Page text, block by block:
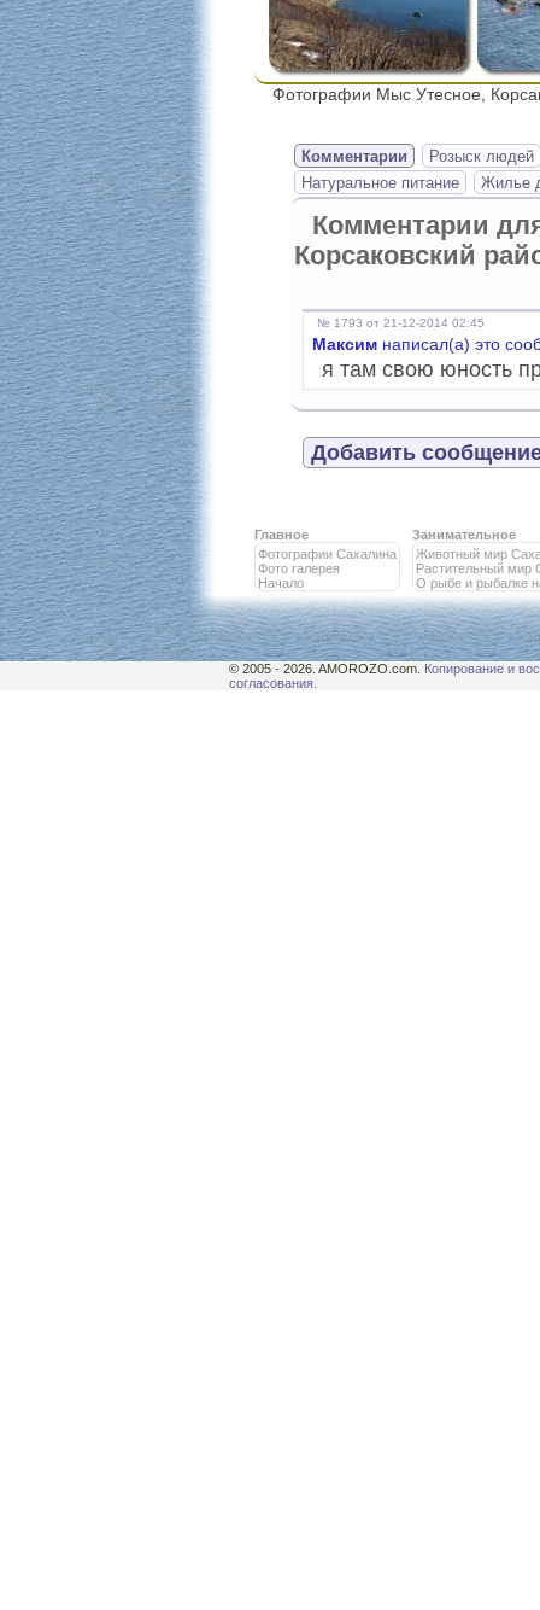
Фотографии Мыс Утесное,
Комментарии
Розыск людей
Натуральное питание
Жилье
Комментарии
Корсаковский
№ 1793 от 21-12-2014 02:45
Максим написал(а) это
я там свою юность
Добавить
Главное
Фотографии Сахалина
Фото галерея
Начало
Занимательное
Животный мир
Растительный мир
О рыбе и рыбалке
© 2005 - 2026. AMOROZO.com. Копирование и
согласования.